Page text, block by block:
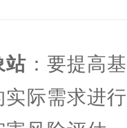
站 ：要提高
际需求进